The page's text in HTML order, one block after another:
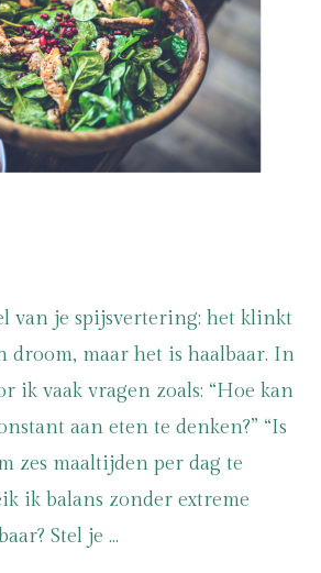
van je spijsvertering: het klinkt
droom, maar het is haalbaar. In
ik vaak vragen zoals: “Hoe kan
aan eten te denken?” “Is
zes maaltijden per dag te
ik balans zonder extreme
Stel je …